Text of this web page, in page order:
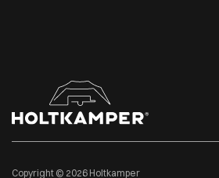
Copyright © 2026 Holtkamper